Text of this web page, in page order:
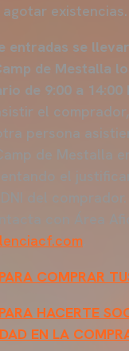
existencias.
entradas se
de Mestalla
de 9:00 a 14:00
el
persona
de Mestalla
el
DNI del
con Área
COMPRAR
HACERTE
EN LA